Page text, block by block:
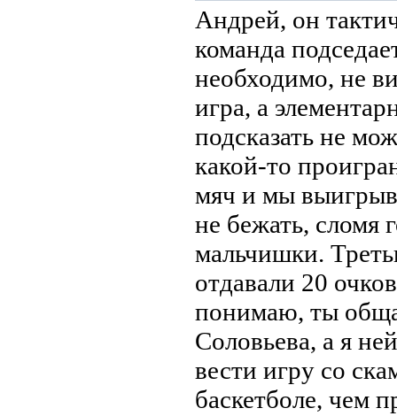
Андрей, он
команда
необходимо, не
игра, а
подсказать не
какой-то
мяч и мы
не бежать, сломя
мальчишки.
отдавали 20
понимаю, ты
Соловьева, а я
вести игру со
баскетболе, чем